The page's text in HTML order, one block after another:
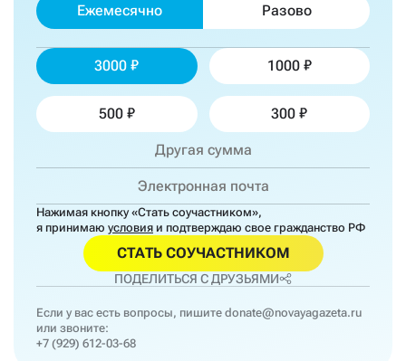
Ежемесячно Разово
3000 1000
500 300
Нажимая кнопку «Стать соучастником»,
я принимаю условия и подтверждаю свое гражданство РФ
СТАТЬ СОУЧАСТНИКОМ
ПОДЕЛИТЬСЯ С ДРУЗЬЯМИ
Если у вас есть вопросы, пишите donate@novayagazeta.ru
или звоните:
+7 (929) 612-03-68